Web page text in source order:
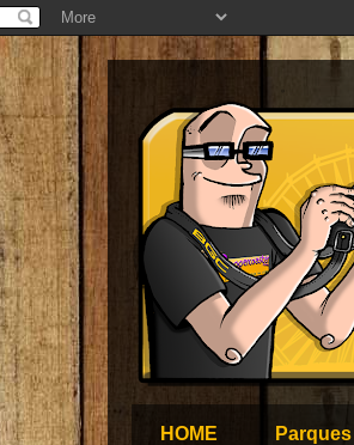
HOME Parques